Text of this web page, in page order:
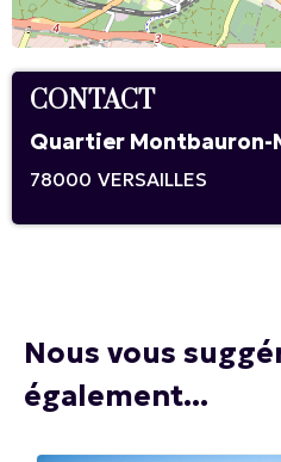
CONTACT
Quartier Montbauron-
78000 VERSAILLES
Nous vous
également...